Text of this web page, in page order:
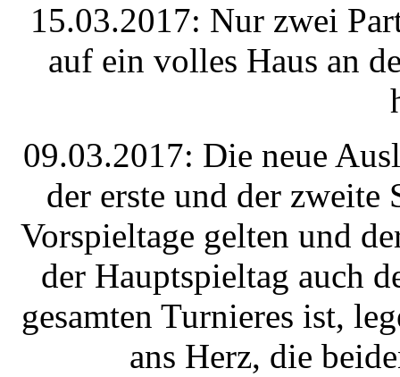
15.03.2017: Nur zwei
auf ein volles Haus an
09.03.2017: Die neue
der erste und der
Vorspieltage gelten und
der Hauptspieltag auch
gesamten Turnieres ist,
ans Herz, die